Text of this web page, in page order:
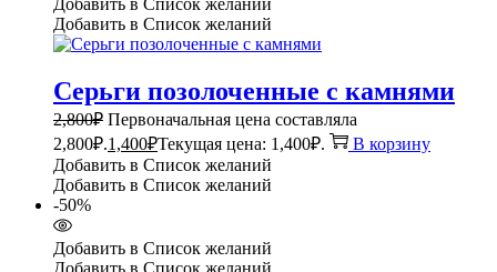
Добавить в Список желаний
Добавить в Список желаний
Серьги позолоченные с камнями
2,800₽ Первоначальная цена составляла
2,800₽.1,400₽Текущая цена: 1,400₽.
В корзину
Добавить в Список желаний
Добавить в Список желаний
-50%
Добавить в Список желаний